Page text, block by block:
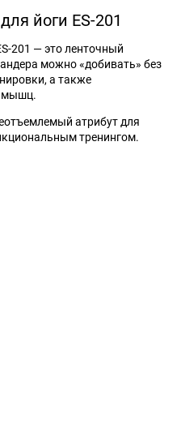
йоги ES-201
201 — это ленточный
можно «добивать» без
а также
мышц.
атрибут для
тренингом.